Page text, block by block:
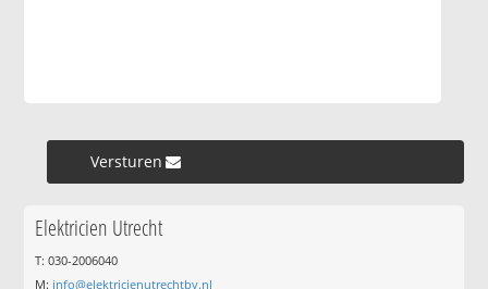
Versturen »
Elektricien Utrecht
T: 030-2006040
M: info@elektricienutrechtbv.nl